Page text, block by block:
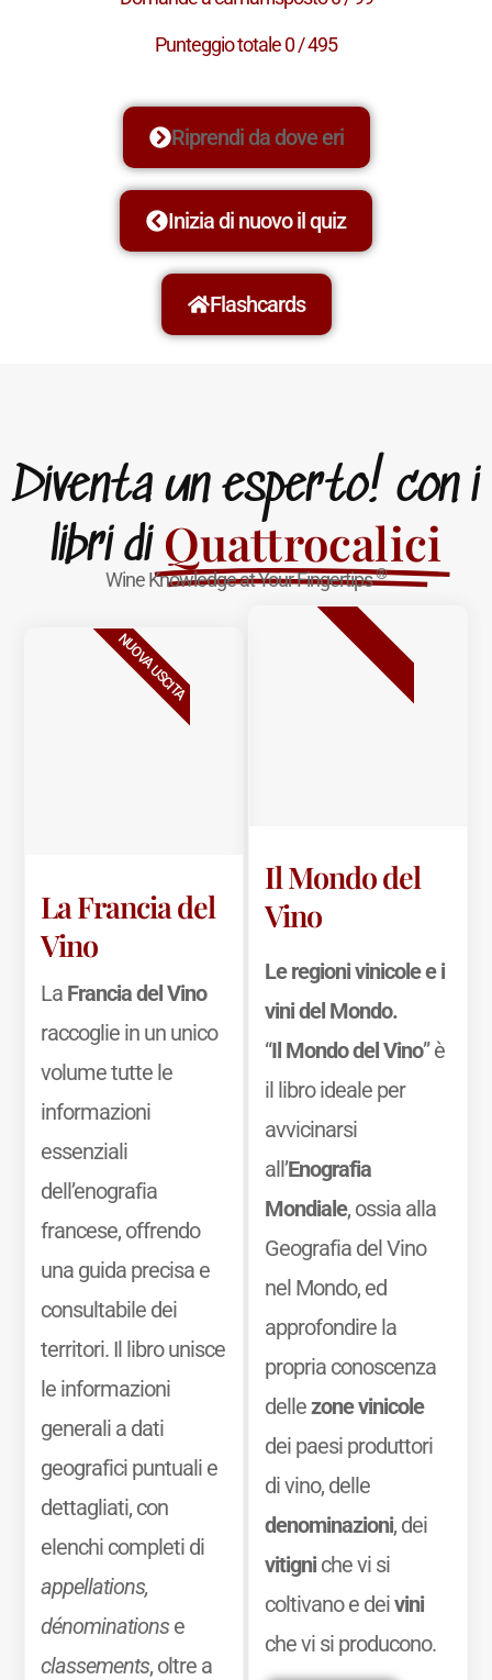
Punteggio totale 0 / 495
Riprendi da dove eri
Inizia di nuovo il quiz
Flashcards
Diventa un esperto! con i
libri di Quattrocalici
Wine Knowledge at Your Fingertips®
La Francia del
Vino
La Francia del Vino
raccoglie in un unico
volume tutte le
informazioni
essenziali
dell’enografia
francese, offrendo
una guida precisa e
consultabile dei
territori. Il libro unisce
le informazioni
generali a dati
geografici puntuali e
dettagliati, con
elenchi completi di
appellations,
dénominationse
classements, oltre a
NUOVA USCITA
Il Mondo del
Vino
Le regioni vinicole e i
vini del Mondo.
“Il Mondo del Vino” è
il libro ideale per
avvicinarsi
all’Enografia
Mondiale, ossia alla
Geografia del Vino
nel Mondo, ed
approfondire la
propria conoscenza
dellezone vinicole
dei paesi produttori
di vino, delle
denominazioni, dei
vitigniche vi si
coltivano e deivini
che vi si producono.
BESTSELLER